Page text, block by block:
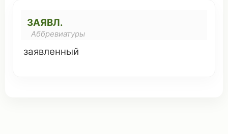
ЗАЯВЛ.
Аббревиатуры
заявленный